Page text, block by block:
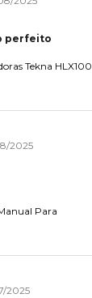
perfeito
Tekna HLX100
2025
Para
2025